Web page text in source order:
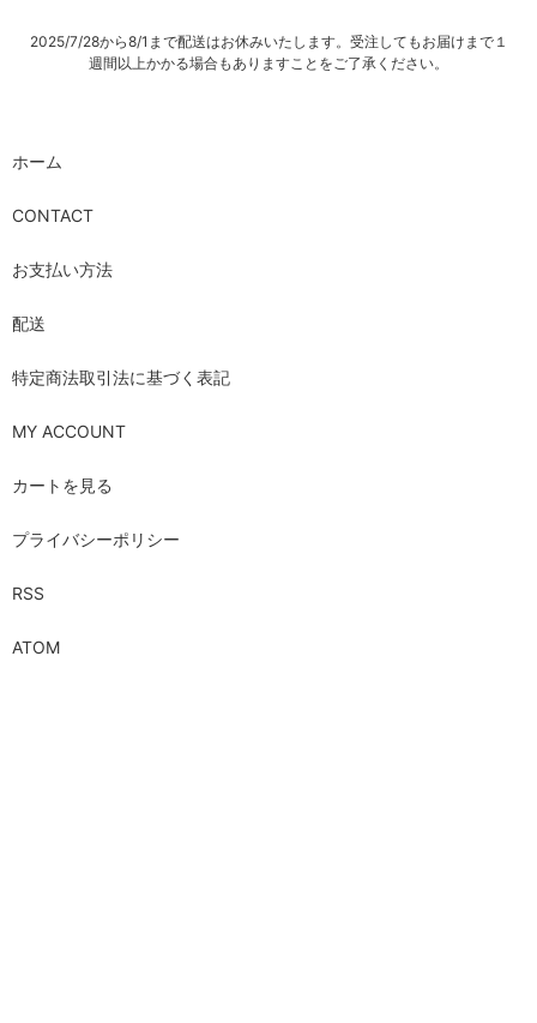
2025/7/28から8/1まで配送はお休みいたします。受注してもお届けまで１
週間以上かかる場合もありますことをご了承ください。
ホーム
CONTACT
お支払い方法
配送
特定商法取引法に基づく表記
MY ACCOUNT
カートを見る
プライバシーポリシー
RSS
ATOM